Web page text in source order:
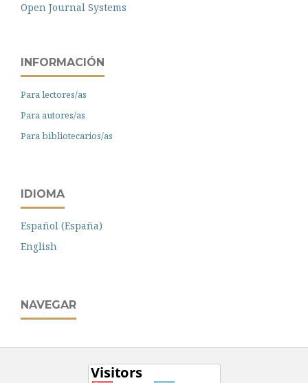
Open Journal Systems
INFORMACIÓN
Para lectores/as
Para autores/as
Para bibliotecarios/as
IDIOMA
Español (España)
English
NAVEGAR